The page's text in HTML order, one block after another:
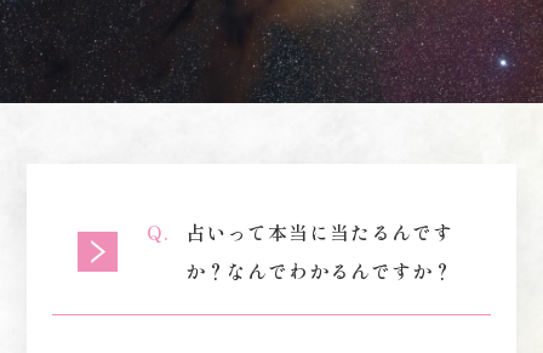
占いって本当に当たるんです
か？なんでわかるんですか？